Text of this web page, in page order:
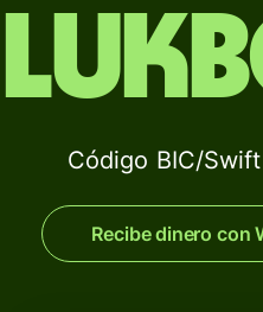
Código BIC/Swift
Recibe dinero con